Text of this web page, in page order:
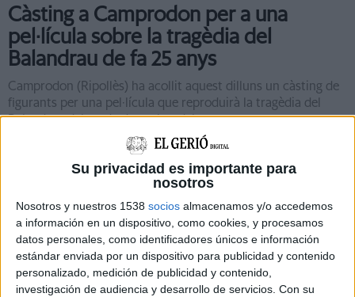
Su privacidad es importante para
nosotros
Nosotros y nuestros 1538 socios almacenamos y/o accedemos
a información en un dispositivo, como cookies, y procesamos
datos personales, como identificadores únicos e información
estándar enviada por un dispositivo para publicidad y contenido
personalizado, medición de publicidad y contenido,
investigación de audiencia y desarrollo de servicios. Con su
Càsting a Camprodon per a una
pel·lícula sobre la tragèdia del
Balandrau de fa 25 anys
Camprodon (Ripollès) ha acollit aquest dilluns un càsting de
figurants per una pel·lícula que reproduirà la tragèdia del
Balandrau del 30 de desembre del 2000, ...
Notícia